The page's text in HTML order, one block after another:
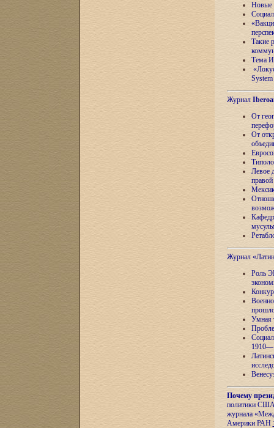
Новые
Такие
Тема
Журнал
От
От
Левое
Журнал
Роль
Умная
Почему
политики США
журнала
Америки РАН